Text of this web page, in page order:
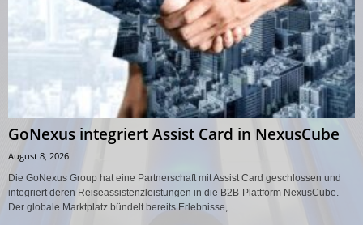
GoNexus integriert Assist Card in NexusCube
August 8, 2026
Die GoNexus Group hat eine Partnerschaft mit Assist Card geschlossen und
integriert deren Reiseassistenzleistungen in die B2B-Plattform NexusCube.
Der globale Marktplatz bündelt bereits Erlebnisse,...